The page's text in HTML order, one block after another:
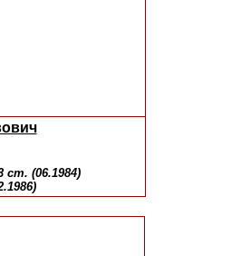
(06.1984)